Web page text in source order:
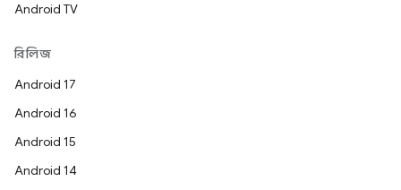
Android TV
রিলিজ
Android 17
Android 16
Android 15
Android 14